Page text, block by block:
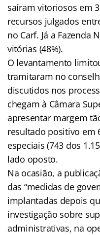
saíram vitoriosos em
recursos julgados
no Carf. Já a Fazenda
vitórias (48%).
O levantamento
tramitaram no
discutidos nos
chegam à Câmara
apresentar margem
resultado positivo em
especiais (743 dos
lado oposto.
Na ocasião, a
das “medidas de
implantadas depois
investigação sobre
administrativas, na